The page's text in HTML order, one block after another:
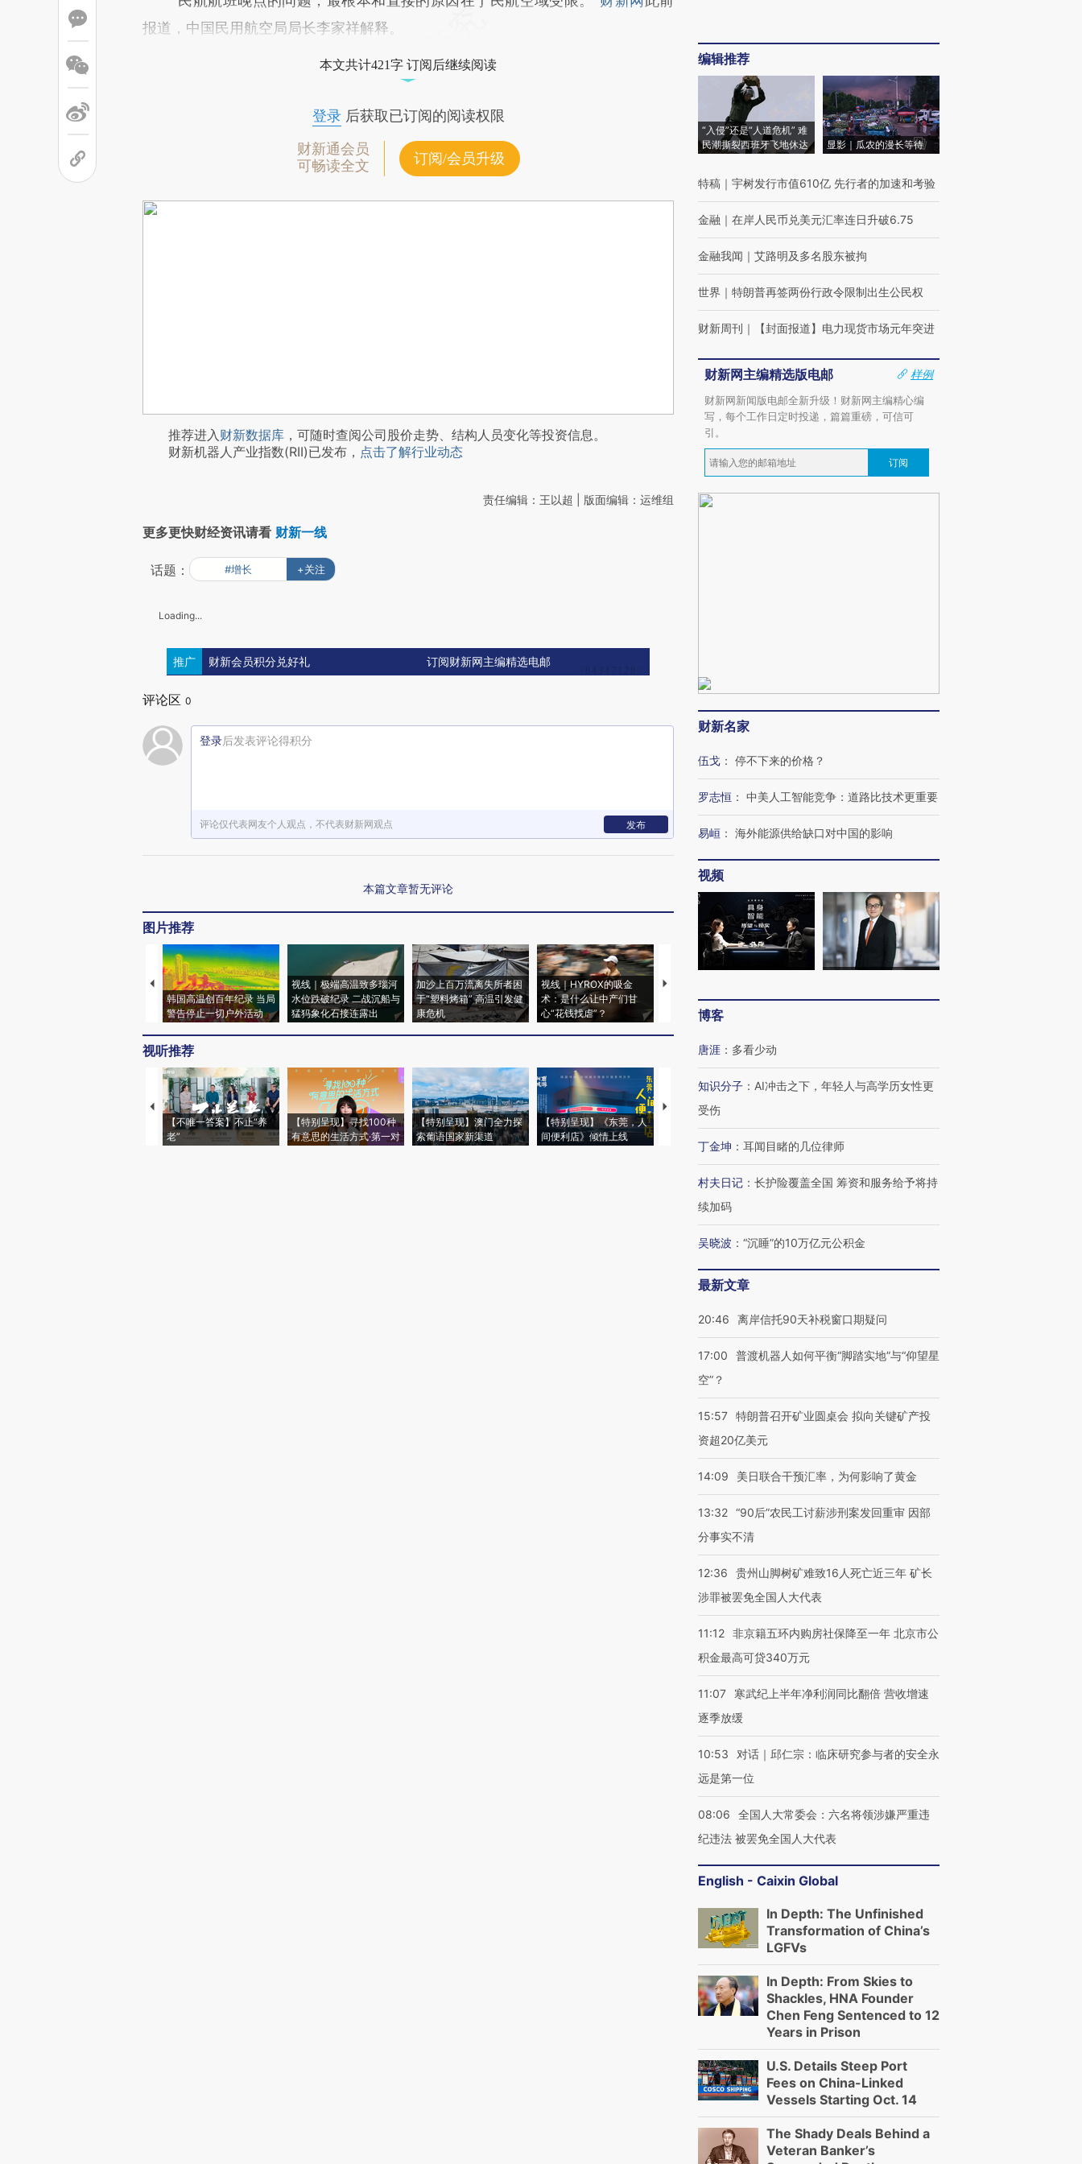
报道，中国民用航空局局长李家祥解释。
本文共计421字 订阅后继续阅读
登录后获取已订阅的阅读权限
财新通会员
可畅读全文
订阅/会员升级
推荐进入财新数据库 ，可随时查阅公司股价走势、结构人员变化等投资信息。
财新机器人产业指数(RII)已发布， 点击了解行业动态
责任编辑：王以超 | 版面编辑：运维组
更多更快财经资讯请看 财新一线
话题： #增长 +关注
Loading...
推广 财新会员积分兑好礼 订阅财新网主编精选电邮
评论区 0
登录后发表评论得积分
评论仅代表网友个人观点，不代表财新网观点 发布
本篇文章暂无评论
图片推荐
韩国高温创百年纪录 当局
警告停止一切户外活动
视线｜极端高温致多瑙河
水位跌破纪录 二战沉船与
猛犸象化石接连露出
加沙上百万流离失所者困
于“塑料烤箱” 高温引发健
康危机
视线｜HYROX的吸金
术：是什么让中产们甘
心“花钱找虐”？
马航飞行员跨国走私7万
粒摇头丸 尿检体内含3种
度Z世代 用街头抗争将教
机”？难民潮撕裂西班牙
视听推荐
【不唯一答案】不止“养
老”
【特别呈现】寻找100种
有意思的生活方式·第一对
【特别呈现】澳门全力探
索葡语国家新渠道
【特别呈现】《东莞，人
间便利店》倾情上线
【推广】走进第四届链博
编辑推荐
“入侵”还是“人道危机” 难
民潮撕裂西班牙飞地休达
显影｜瓜农的漫长等待
特稿 ｜ 宇树发行市值610亿 先行者的加速和考验
金融 ｜ 在岸人民币兑美元汇率连日升破6.75
金融我闻 ｜ 艾路明及多名股东被拘
世界 ｜ 特朗普再签两份行政令限制出生公民权
财新周刊 ｜ 【封面报道】电力现货市场元年突进
财新网主编精选版电邮
样例
财新网新闻版电邮全新升级！财新网主编精心编
写，每个工作日定时投递，篇篇重磅，可信可
引。
订阅
财新名家
伍戈 ： 停不下来的价格？
罗志恒 ： 中美人工智能竞争：道路比技术更重要
易峘 ： 海外能源供给缺口对中国的影响
视频
博客
唐涯 ： 多看少动
知识分子 ： AI冲击之下，年轻人与高学历女性更
受伤
丁金坤 ： 耳闻目睹的几位律师
村夫日记 ： 长护险覆盖全国 筹资和服务给予将持
续加码
吴晓波 ： “沉睡”的10万亿元公积金
最新文章
20:46 离岸信托90天补税窗口期疑问
17:00
普渡机器人如何平衡“脚踏实地”与“仰望星
空”？
15:57 特朗普召开矿业圆桌会 拟向关键矿产投
资超20亿美元
14:09 美日联合干预汇率，为何影响了黄金
13:32 “90后”农民工讨薪涉刑案发回重审 因部
分事实不清
12:36
贵州山脚树矿难致16人死亡近三年 矿长
涉罪被罢免全国人大代表
11:12 非京籍五环内购房社保降至一年 北京市公
积金最高可贷340万元
11:07
寒武纪上半年净利润同比翻倍 营收增速
逐季放缓
10:53
对话｜邱仁宗：临床研究参与者的安全永
远是第一位
08:06
全国人大常委会：六名将领涉嫌严重违
纪违法 被罢免全国人大代表
English - Caixin Global
In Depth: The Unfinished
Transformation of China’s
LGFVs
In Depth: From Skies to
Shackles, HNA Founder
Chen Feng Sentenced to 12
Years in Prison
U.S. Details Steep Port
Fees on China-Linked
Vessels Starting Oct. 14
The Shady Deals Behind a
Veteran Banker’s